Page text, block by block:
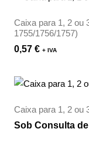
Caixa para 1, 2 ou
1755/1756/1757)
0,57 € + IVA
Caixa para 1, 2 ou
Sob Consulta